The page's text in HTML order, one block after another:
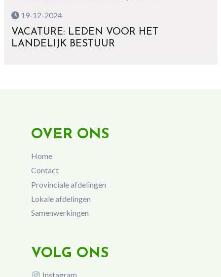
19-12-2024
VACATURE: LEDEN VOOR HET
LANDELIJK BESTUUR
OVER ONS
Home
Contact
Provinciale afdelingen
Lokale afdelingen
Samenwerkingen
VOLG ONS
Instagram